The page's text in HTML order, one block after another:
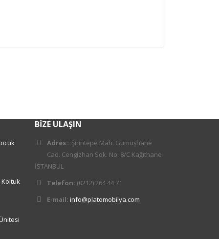
BIZE ULAŞIN
Adres:: Şirintepe Mah. Gümüşhane
Cad. Cengizhan Sok. No: 8/C Kağıthane
İSTANBUL
Telefon: (0212) 264 44 71
E-mail: info@platomobilya.com